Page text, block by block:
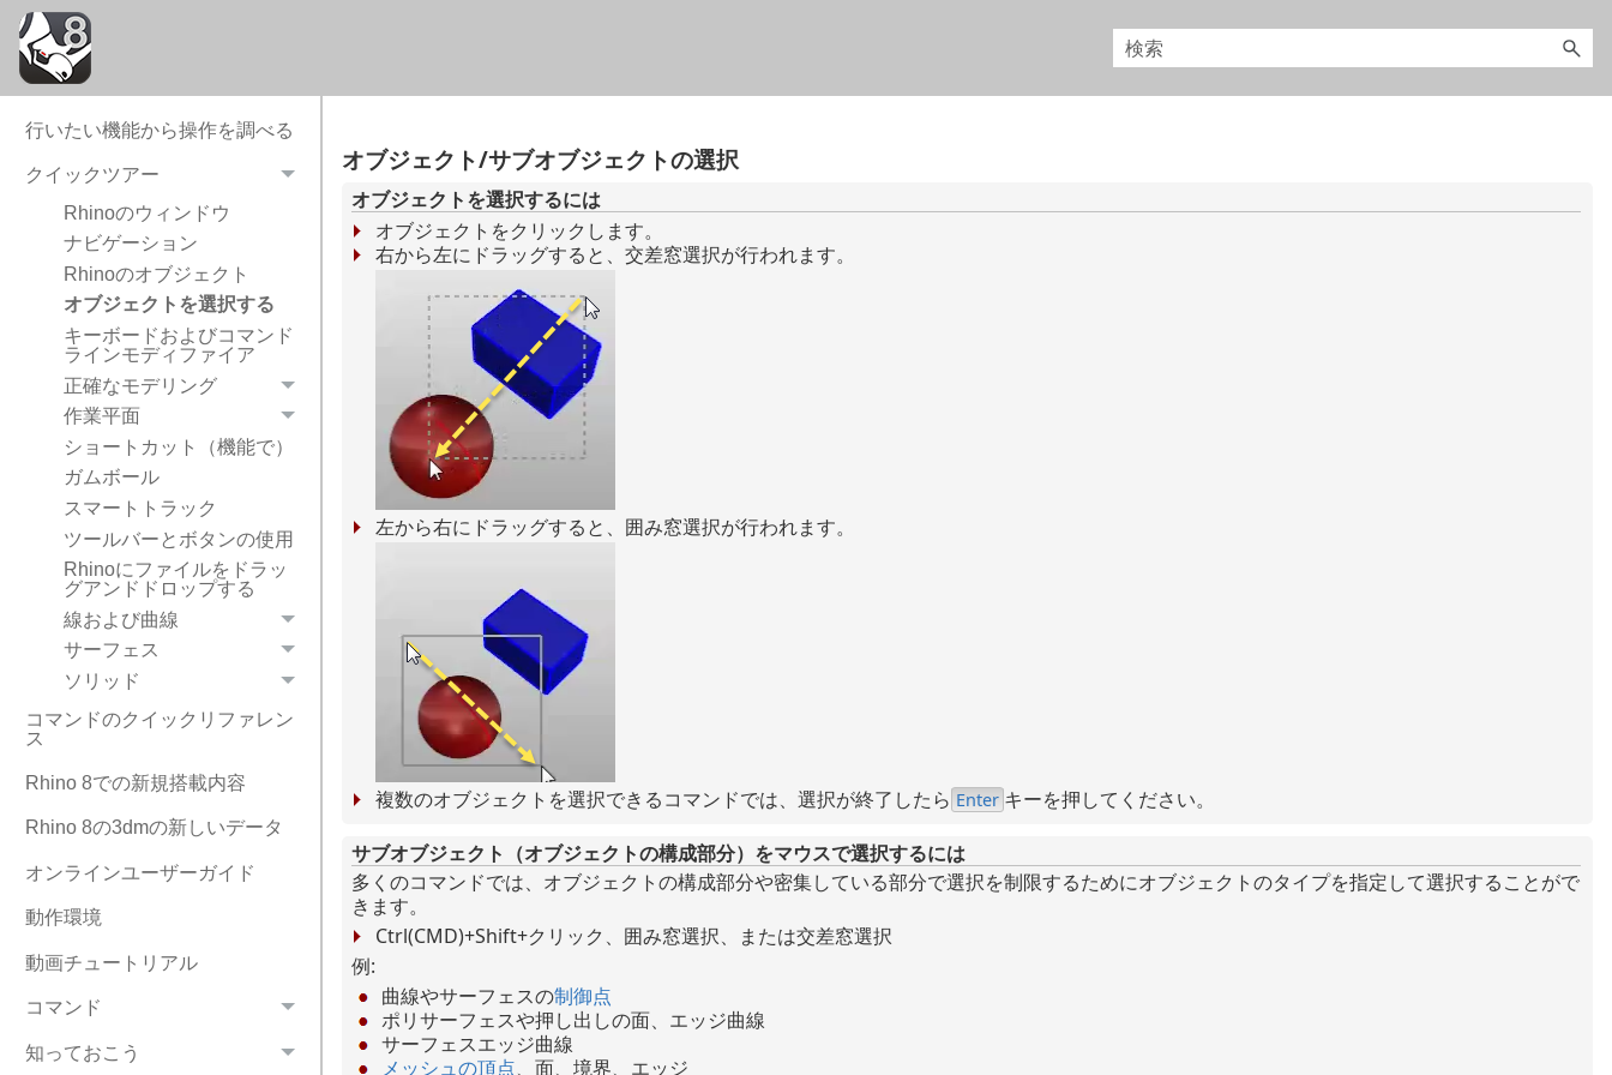
行いたい機能から操作を調べる
クイックツアー
Rhinoのウィンドウ
ナビゲーション
Rhinoのオブジェクト
オブジェクトを選択する
キーボードおよびコマンド
ラインモディファイア
正確なモデリング
作業平面
ショートカット（機能で）
ガムボール
スマートトラック
ツールバーとボタンの使用
Rhinoにファイルをドラッ
グアンドドロップする
線および曲線
サーフェス
ソリッド
コマンドのクイックリファレン
ス
Rhino 8での新規搭載内容
Rhino 8の3dmの新しいデータ
オンラインユーザーガイド
動作環境
動画チュートリアル
コマンド
知っておこう
オブジェクト/サブオブジェクトの選択
オブジェクトを選択するには
オブジェクトをクリックします。
右から左にドラッグすると、交差窓選択が行われます。
左から右にドラッグすると、囲み窓選択が行われます。
複数のオブジェクトを選択できるコマンドでは、選択が終了したら Enter キーを押してください。
サブオブジェクト（オブジェクトの構成部分）をマウスで選択するには
多くのコマンドでは、オブジェクトの構成部分や密集している部分で選択を制限するためにオブジェクトのタイプを指定して選択することがで
きます。
Ctrl(CMD)+Shift+クリック、囲み窓選択、または交差窓選択
例:
曲線やサーフェスの制御点
ポリサーフェスや押し出しの面、エッジ曲線
サーフェスエッジ曲線
メッシュの頂点、面、境界、エッジ